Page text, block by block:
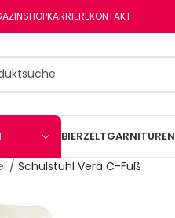
SHOPKARRIEREKONTAKT
BIERZELTGARNITUREN
/ Schulstuhl Vera C-Fuß